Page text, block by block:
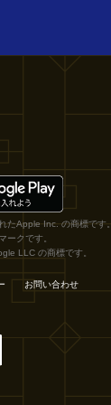
たApple Inc. の商標です。
クです。
LLC の商標です。
お問い合わせ